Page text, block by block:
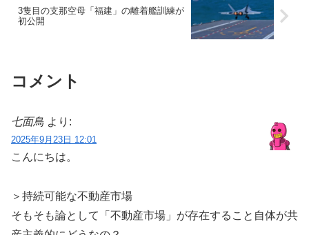
3隻目の支那空母「福建」の離着艦訓練が
初公開
コメント
七面鳥 より:
2025年9月23日 12:01
こんにちは。
＞持続可能な不動産市場
そもそも論として「不動産市場」が存在すること自体が共